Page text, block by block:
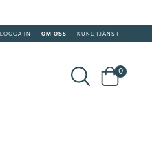
LOGGA IN OM OSS KUNDTJÄNST
0